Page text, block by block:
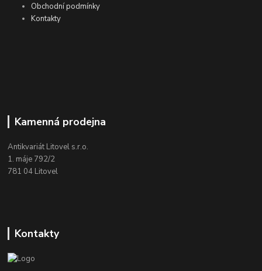
Obchodní podmínky
Kontakty
Kamenná prodejna
Antikvariát Litovel s.r.o.
1. máje 792/2
781 04 Litovel
Kontakty